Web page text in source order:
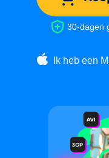
30-dagen
Ik heb een